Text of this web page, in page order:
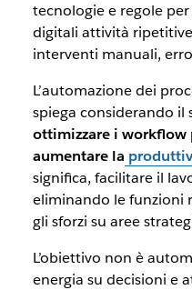
tecnologie e regole
digitali attività
interventi manuali,
L’automazione dei
spiega considerando
ottimizzare i
aumentare la
significa, facilitare il
eliminando le funzioni
gli sforzi su aree
L’obiettivo non è
energia su decisioni e